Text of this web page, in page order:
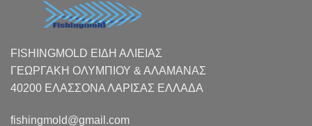
FISHINGMOLD ΕΙΔΗ ΑΛΙΕΙΑΣ
ΓΕΩΡΓΑΚΗ ΟΛΥΜΠΙΟΥ & ΑΛΑΜΑΝΑΣ
40200 ΕΛΑΣΣΟΝΑ ΛΑΡΙΣΑΣ EΛΛΑΔΑ
fishingmold@gmail.com